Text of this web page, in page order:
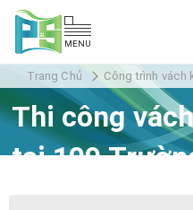
MENU
Trang Chủ Công trình vách
Thi công
tại 109